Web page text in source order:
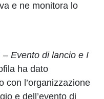
e ne monitora lo
– Evento di lancio e I
ha dato
con l’organizzazione
e dell’evento di